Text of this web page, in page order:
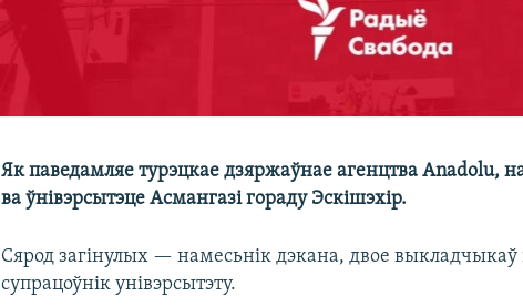
Як паведамляе турэцкае дзяржаўнае агенцтва Anadolu,
ва ўнівэрсытэце Асмангазі гораду Эскішэхір.
Сярод загінулых — намесьнік дэкана, двое выкладчыкаў
супрацоўнік унівэрсытэту.